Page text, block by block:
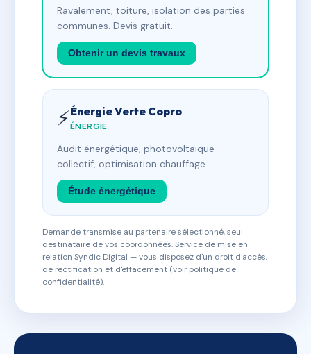
Ravalement, toiture, isolation des parties
communes. Devis gratuit.
Obtenir un devis travaux
⚡Énergie Verte Copro
ÉNERGIE
Audit énergétique, photovoltaïque
collectif, optimisation chauffage.
Étude énergétique
Demande transmise au partenaire sélectionné, seul
destinataire de vos coordonnées. Service de mise en
relation Syndic Digital — vous disposez d'un droit d'accès,
de rectification et d'effacement (voir politique de
confidentialité).